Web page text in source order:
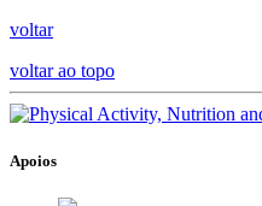
voltar
voltar ao topo
Apoios